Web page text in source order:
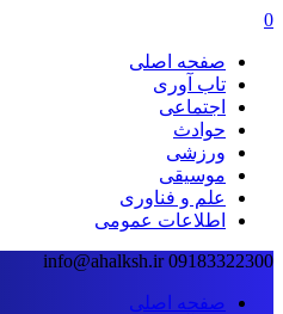
0
صفحه اصلی
تاب آوری
اجتماعی
حوادث
ورزشی
موسیقی
علم و فناوری
اطلاعات عمومی
09183322300
info@ahalksh.ir
صفحه اصلی